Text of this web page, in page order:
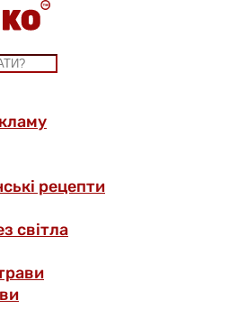
рецепти
світла